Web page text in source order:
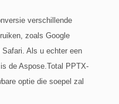
verschillende
zoals Google
Als u echter een
de Aspose.Total PPTX-
optie die soepel zal